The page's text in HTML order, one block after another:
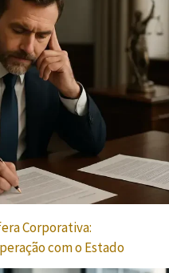
Corporativa:
com o Estado